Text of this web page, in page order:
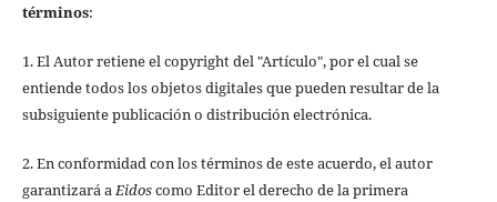
términos:
1. El Autor retiene el copyright del "Artículo", por el cual se
entiende todos los objetos digitales que pueden resultar de la
subsiguiente publicación o distribución electrónica.
2. En conformidad con los términos de este acuerdo, el autor
garantizará aEidoscomo Editor el derecho de la primera